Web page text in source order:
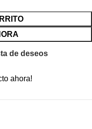
de deseos
ahora!